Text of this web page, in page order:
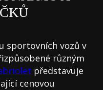
sportovních vozů v
různým
představuje
cenovou